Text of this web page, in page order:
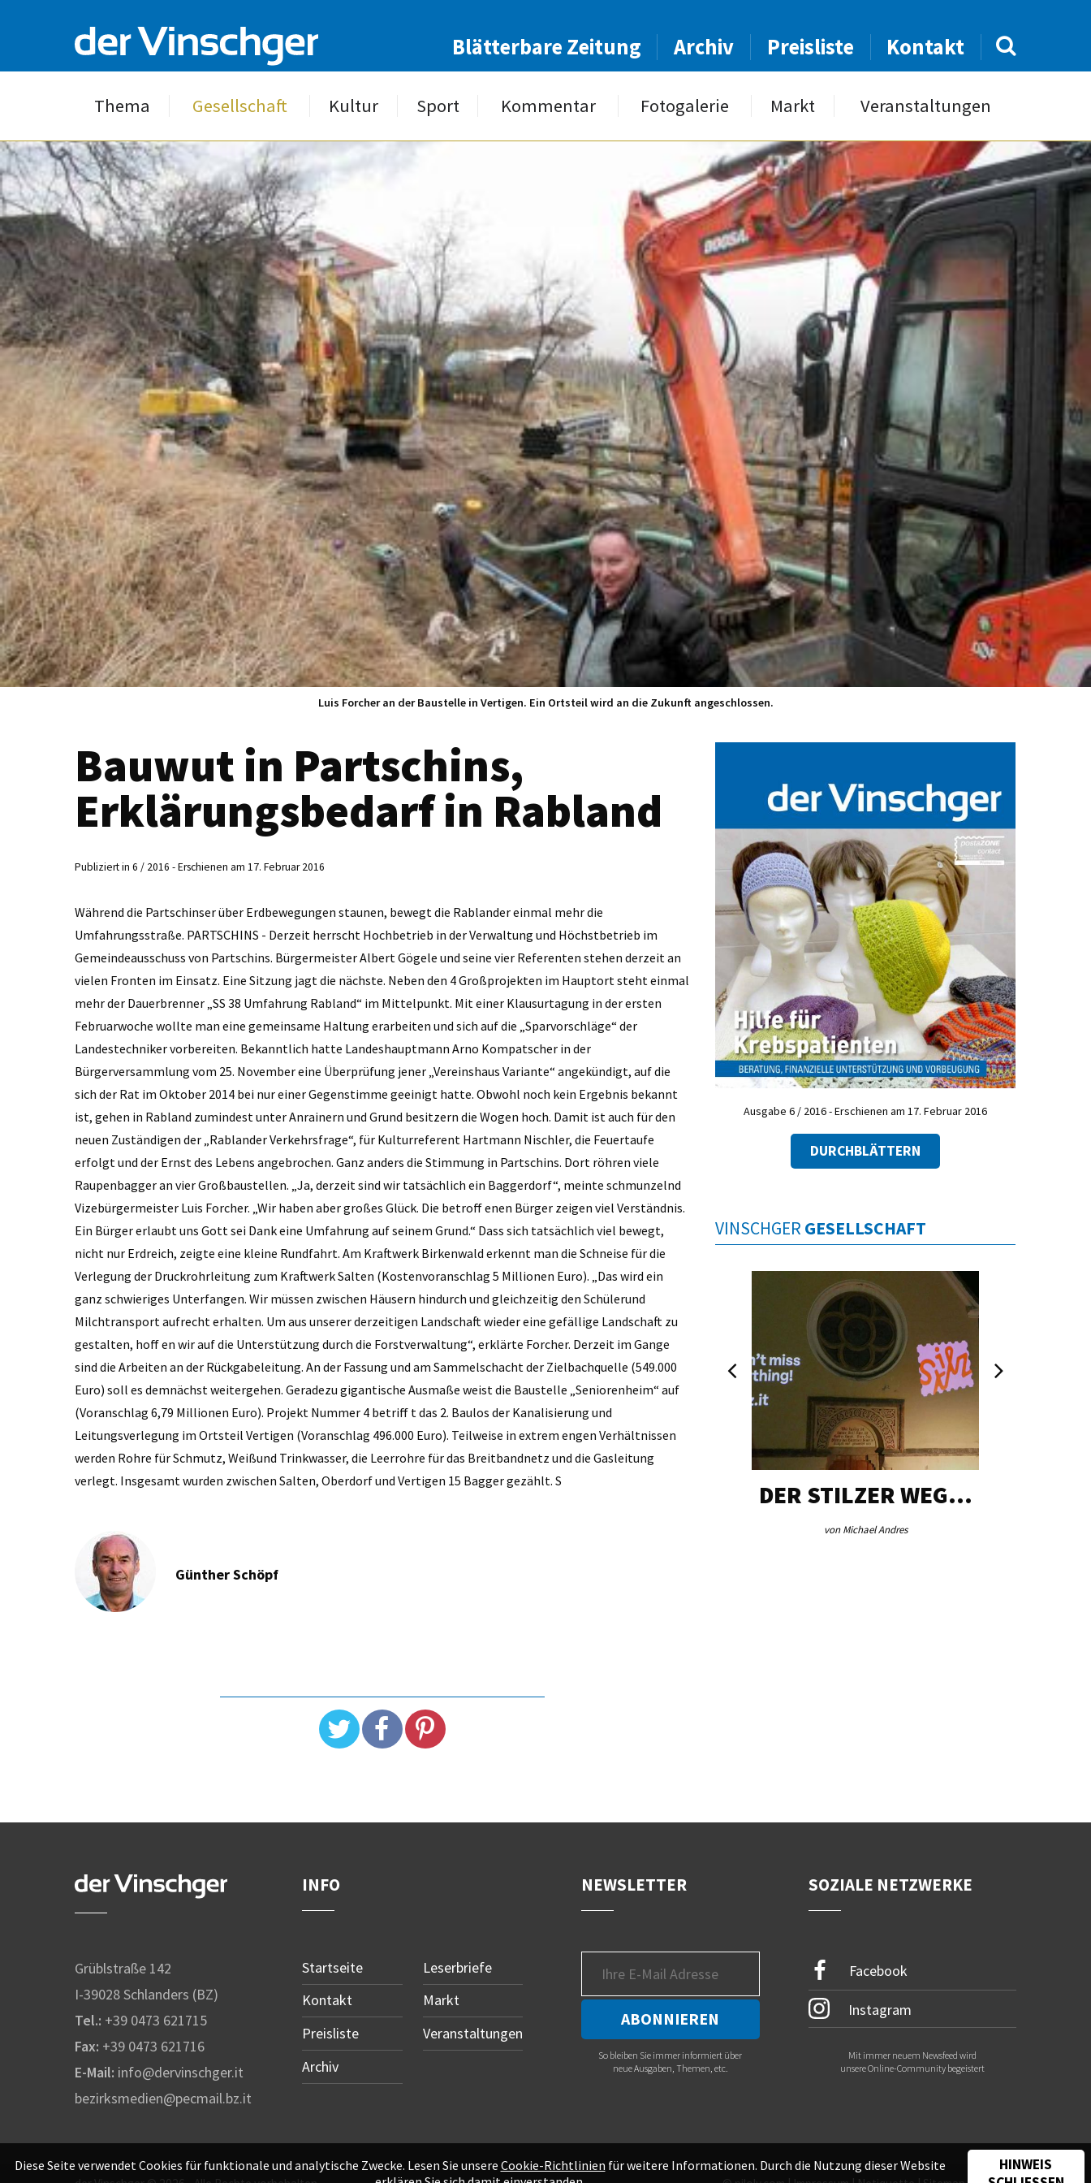
Blätterbare Zeitung Archiv Preisliste Kontakt
Thema Gesellschaft Kultur Sport Kommentar Fotogalerie Markt Veranstaltungen
Luis Forcher an der Baustelle in Vertigen. Ein Ortsteil wird an die Zukunft angeschlossen.
Bauwut in Partschins,
Erklärungsbedarf in Rabland
Publiziert in 6 / 2016 - Erschienen am 17. Februar 2016
Während die Partschinser über Erdbewegungen staunen, bewegt die Rablander einmal mehr die
Umfahrungsstraße. PARTSCHINS - Derzeit herrscht Hochbetrieb in der Verwaltung und Höchstbetrieb im
Gemeindeausschuss von Partschins. Bürgermeister Albert Gögele und seine vier Referenten stehen derzeit an
vielen Fronten im Einsatz. Eine Sitzung jagt die nächste. Neben den 4 Großprojekten im Hauptort steht einmal
mehr der Dauerbrenner „SS 38 Umfahrung Rabland“ im Mittelpunkt. Mit einer Klausurtagung in der ersten
Februarwoche wollte man eine gemeinsame Haltung erarbeiten und sich auf die „Sparvorschläge“ der
Landestechniker vorbereiten. Bekanntlich hatte Landeshauptmann Arno Kompatscher in der
Bürgerversammlung vom 25. November eine Überprüfung jener „Vereinshaus Variante“ angekündigt, auf die
sich der Rat im Oktober 2014 bei nur einer Gegenstimme geeinigt hatte. Obwohl noch kein Ergebnis bekannt
ist, gehen in Rabland zumindest unter Anrainern und Grund besitzern die Wogen hoch. Damit ist auch für den
neuen Zuständigen der „Rablander Verkehrsfrage“, für Kulturreferent Hartmann Nischler, die Feuertaufe
erfolgt und der Ernst des Lebens angebrochen. Ganz anders die Stimmung in Partschins. Dort röhren viele
Raupenbagger an vier Großbaustellen. „Ja, derzeit sind wir tatsächlich ein Baggerdorf“, meinte schmunzelnd
Vizebürgermeister Luis Forcher. „Wir haben aber großes Glück. Die betroff enen Bürger zeigen viel Verständnis.
Ein Bürger erlaubt uns Gott sei Dank eine Umfahrung auf seinem Grund.“ Dass sich tatsächlich viel bewegt,
nicht nur Erdreich, zeigte eine kleine Rundfahrt. Am Kraftwerk Birkenwald erkennt man die Schneise für die
Verlegung der Druckrohrleitung zum Kraftwerk Salten (Kostenvoranschlag 5 Millionen Euro). „Das wird ein
ganz schwieriges Unterfangen. Wir müssen zwischen Häusern hindurch und gleichzeitig den Schülerund
Milchtransport aufrecht erhalten. Um aus unserer derzeitigen Landschaft wieder eine gefällige Landschaft zu
gestalten, hoff en wir auf die Unterstützung durch die Forstverwaltung“, erklärte Forcher. Derzeit im Gange
sind die Arbeiten an der Rückgabeleitung. An der Fassung und am Sammelschacht der Zielbachquelle (549.000
Euro) soll es demnächst weitergehen. Geradezu gigantische Ausmaße weist die Baustelle „Seniorenheim“ auf
(Voranschlag 6,79 Millionen Euro). Projekt Nummer 4 betriff t das 2. Baulos der Kanalisierung und
Leitungsverlegung im Ortsteil Vertigen (Voranschlag 496.000 Euro). Teilweise in extrem engen Verhältnissen
werden Rohre für Schmutz, Weißund Trinkwasser, die Leerrohre für das Breitbandnetz und die Gasleitung
verlegt. Insgesamt wurden zwischen Salten, Oberdorf und Vertigen 15 Bagger gezählt. S
Günther Schöpf
Ausgabe 6 / 2016 - Erschienen am 17. Februar 2016
DURCHBLÄTTERN
VINSCHGER GESELLSCHAFT
DER STILZER WEG…
von Michael Andres
Grüblstraße 142
I-39028 Schlanders (BZ)
Tel.: +39 0473 621715
Fax: +39 0473 621716
E-Mail: info@dervinschger.it
bezirksmedien@pecmail.bz.it
INFO
Startseite
Kontakt
Preisliste
Archiv
Leserbriefe
Markt
Veranstaltungen
NEWSLETTER
So bleiben Sie immer informiert über
neue Ausgaben, Themen, etc.
SOZIALE NETZWERKE
Facebook
Instagram
Mit immer neuem Newsfeed wird
unsere Online-Community begeistert
Diese Seite verwendet Cookies für funktionale und analytische Zwecke. Lesen Sie unsere Cookie-Richtlinien für weitere Informationen. Durch die Nutzung dieser Website
HINWEIS